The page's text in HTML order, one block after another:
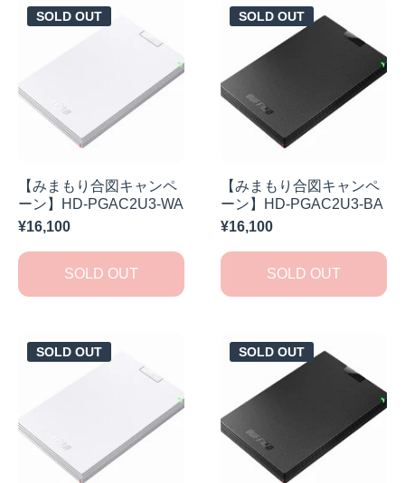
SOLD OUT
【みまもり合図キャンペ
ーン】HD-PGAC2U3-WA
¥16,100
SOLD OUT
SOLD OUT
【みまもり合図キャンペ
ーン】HD-PGAC2U3-BA
¥16,100
SOLD OUT
SOLD OUT SOLD OUT